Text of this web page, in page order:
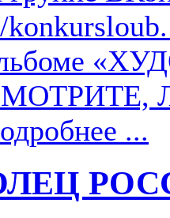
альбоме
...